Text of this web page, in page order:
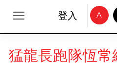
登入 A
猛龍長跑隊恆常